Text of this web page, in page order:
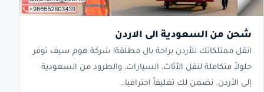
شحن من السعودية الى الاردن
انقل ممتلكاتك للأردن براحة بال مطلقة! شركة هوم سيف توفر
حلولاً متكاملة لنقل الأثاث، السيارات، والطرود من السعودية
إلى الأردن. نضمن لك تغليفاً احترافيا…